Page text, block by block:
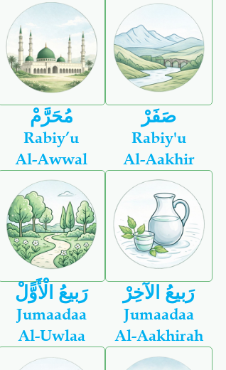
مُحَرَّمْ صَفَرْ
Rabiy’u
Al-Awwal
رَبيعُ الْأَوًّلْ
Rabiy'u
Al-Aakhir
رَبيعُ الآخِرْ
Jumaadaa
Al-Uwlaa
Jumaadaa
Al-Aakhirah